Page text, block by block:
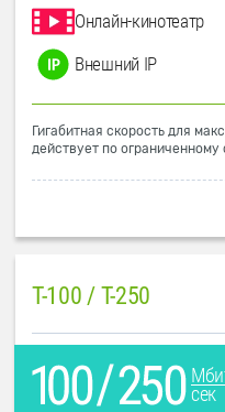
Онлайн-кинотеатр
Внешний IP
Гигабитная скорость для
действует по ограниченному
T-100 / T-250
сек